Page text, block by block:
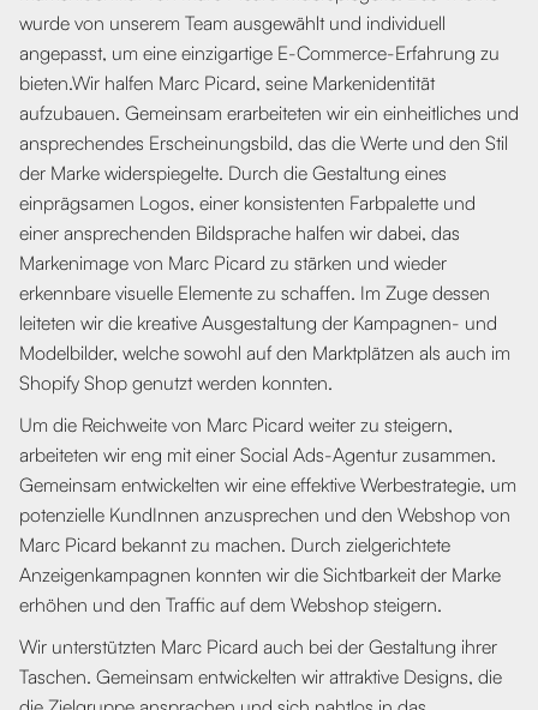
wurde von unserem Team ausgewählt und individuell
angepasst, um eine einzigartige E-Commerce-Erfahrung zu
bieten.Wir halfen Marc Picard, seine Markenidentität
aufzubauen. Gemeinsam erarbeiteten wir ein einheitliches und
ansprechendes Erscheinungsbild, das die Werte und den Stil
der Marke widerspiegelte. Durch die Gestaltung eines
einprägsamen Logos, einer konsistenten Farbpalette und
einer ansprechenden Bildsprache halfen wir dabei, das
Markenimage von Marc Picard zu stärken und wieder
erkennbare visuelle Elemente zu schaffen. Im Zuge dessen
leiteten wir die kreative Ausgestaltung der Kampagnen- und
Modelbilder, welche sowohl auf den Marktplätzen als auch im
Shopify Shop genutzt werden konnten.
Um die Reichweite von Marc Picard weiter zu steigern,
arbeiteten wir eng mit einer Social Ads-Agentur zusammen.
Gemeinsam entwickelten wir eine effektive Werbestrategie, um
potenzielle KundInnen anzusprechen und den Webshop von
Marc Picard bekannt zu machen. Durch zielgerichtete
Anzeigenkampagnen konnten wir die Sichtbarkeit der Marke
erhöhen und den Traffic auf dem Webshop steigern.
Wir unterstützten Marc Picard auch bei der Gestaltung ihrer
Taschen. Gemeinsam entwickelten wir attraktive Designs, die